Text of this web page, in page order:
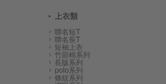
上衣類
聯名短T
聯名長T
短袖上衣
竹節棉系列
長版系列
polo系列
條紋系列